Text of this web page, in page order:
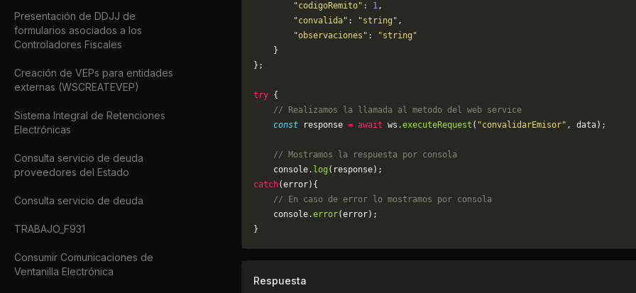
Presentación de DDJJ de
formularios asociados a los
Controladores Fiscales
Creación de VEPs para entidades
externas (WSCREATEVEP)
Sistema Integral de Retenciones
Electrónicas
Consulta servicio de deuda
proveedores del Estado
Consulta servicio de deuda
TRABAJO_F931
Consumir Comunicaciones de
Ventanilla Electrónica
        "codigoRemito"
: 1,
        "convalida"
: "string" ,
        "observaciones"
:
"string"
    }
};
try {
    // Realizamos la llamada al metodo del web service
    const
response = await ws.executeRequest ( "convalidarEmisor" , data);
    // Mostramos la respuesta por consola
    console.
log (response);
catch(error){
    // En caso de error lo mostramos por consola
	console.
error(error);
}
Respuesta